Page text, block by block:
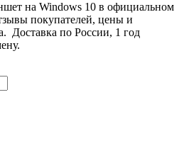
на Windows 10 в официальном
покупателей, цены и
Доставка по России, 1 год